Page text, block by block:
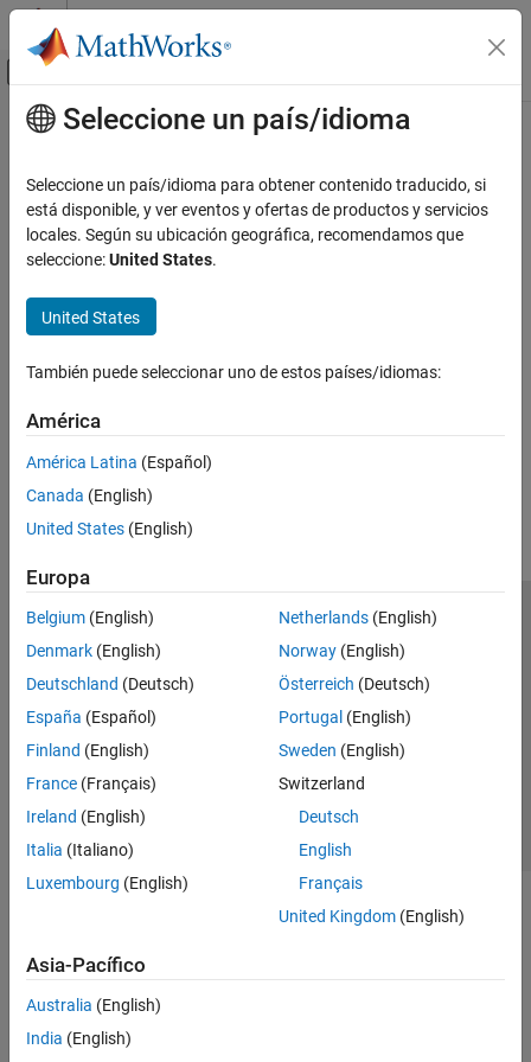
Saltar al contenido
Mostrar/ocultar menú de navegación
Inicio de Documentación
Contenido principal
¿Qué tan útil fue esta traducción?
Seleccione un país/idioma
Seleccione un país/idioma para obtener contenido traducido, si
está disponible, y ver eventos y ofertas de productos y servicios
locales. Según su ubicación geográfica, recomendamos que
seleccione:United States.
United States
También puede seleccionar uno de estos países/idiomas:
América
América Latina (Español)
Canada (English)
United States (English)
Europa
Belgium (English)
Denmark (English)
Deutschland (Deutsch)
España (Español)
Finland (English)
France (Français)
Ireland (English)
Italia (Italiano)
Luxembourg (English)
Netherlands(English)
Norway(English)
Österreich (Deutsch)
Portugal (English)
Sweden (English)
Switzerland
Deutsch
English
Français
United Kingdom(English)
Asia-Pacífico
Australia (English)
India (English)
Centro de confianza
Marcas comerciales
Política de privacidad
Antipiratería
Estado de las aplicaciones
Información de contacto
© 1994-2026 The MathWorks, Inc.
Seleccione un país/